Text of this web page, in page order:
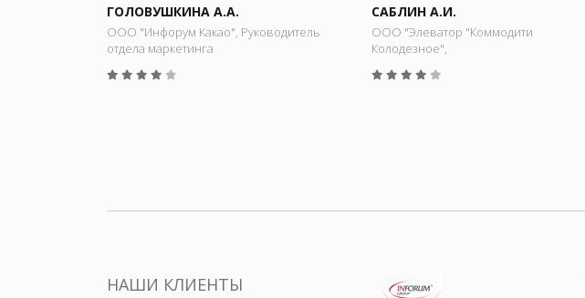
ГОЛОВУШКИНА А.А.
ООО "Инфорум Какао", Руководитель
отдела маркетинга
САБЛИН А.И.
ООО "Элеватор "Коммодити
Колодезное",
НАШИ КЛИЕНТЫ